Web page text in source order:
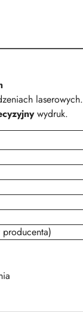
laserowych.
wydruk.